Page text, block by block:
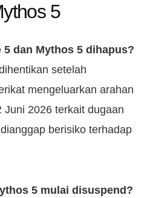
5
5 dan Mythos 5 dihapus?
setelah
mengeluarkan arahan
Juni 2026 terkait dugaan
berisiko terhadap
5 mulai disuspend?